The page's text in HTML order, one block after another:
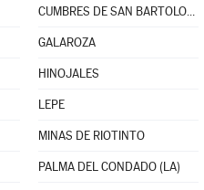
CUMBRES DE SAN BARTOLOMÉ
GALAROZA
HINOJALES
LEPE
MINAS DE RIOTINTO
PALMA DEL CONDADO (LA)